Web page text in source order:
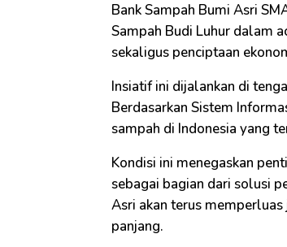
Bank Sampah Bumi Asri
Sampah Budi Luhur dalam
sekaligus penciptaan
Insiatif ini dijalankan di
Berdasarkan Sistem
sampah di Indonesia yang
Kondisi ini menegaskan
sebagai bagian dari solusi
Asri akan terus
panjang.